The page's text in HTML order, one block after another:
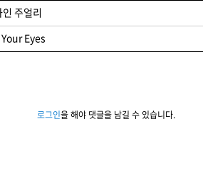
주얼리
Eyes
로그인을 해야 댓글을 남길 수 있습니다.